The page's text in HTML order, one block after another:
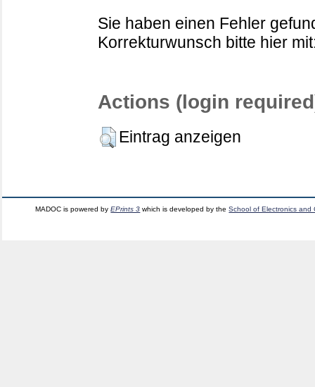
Sie haben einen Fehler
Korrekturwunsch bitte hier
Actions (login
Eintrag anzeigen
MADOC is powered byEPrints 3 which is developed by theSchool of Electronics and